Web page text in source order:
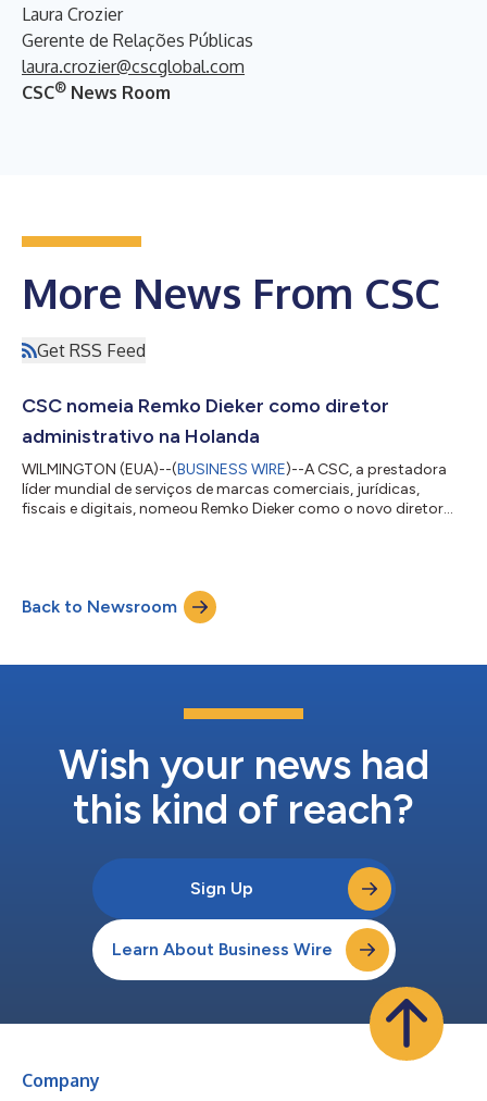
Laura Crozier
Gerente de Relações Públicas
laura.crozier@cscglobal.com
CSC® News Room
More News From CSC
Get RSS Feed
CSC nomeia Remko Dieker como diretor
administrativo na Holanda
WILMINGTON (EUA)--(BUSINESS WIRE)--A CSC, a prestadora
líder mundial de serviços de marcas comerciais, jurídicas,
fiscais e digitais, nomeou Remko Dieker como o novo diretor
explorará oportunidades de crescimento comercial e formará
uma equipe para continuar com o foco em nosso modelo de
serviço de classe mundial. “M...
Back to Newsroom
Wish your news had
this kind of reach?
Sign Up
Learn About Business Wire
Company